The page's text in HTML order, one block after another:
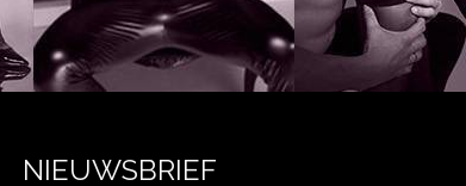
NIEUWSBRIEF